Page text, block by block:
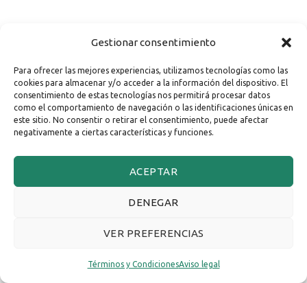
Gestionar consentimiento
Para ofrecer las mejores experiencias, utilizamos tecnologías como las
cookies para almacenar y/o acceder a la información del dispositivo. El
consentimiento de estas tecnologías nos permitirá procesar datos
como el comportamiento de navegación o las identificaciones únicas en
este sitio. No consentir o retirar el consentimiento, puede afectar
negativamente a ciertas características y funciones.
ACEPTAR
DENEGAR
VER PREFERENCIAS
Términos y CondicionesAviso legal